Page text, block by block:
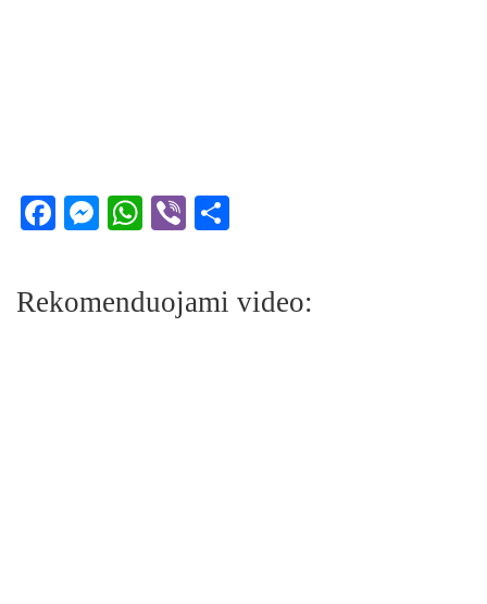
Facebook
Messenger
WhatsApp
Viber
Rekomenduojami video: